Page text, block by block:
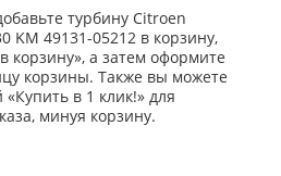
турбину Citroen
KM 49131-05212 в корзину,
корзину», а затем оформите
корзины. Также вы можете
«Купить в 1 клик!» для
минуя корзину.